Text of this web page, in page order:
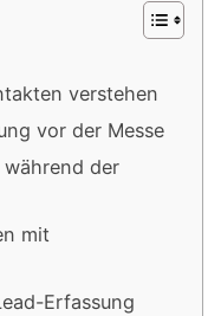
verstehen
vor der Messe
der
mit
Erfassung